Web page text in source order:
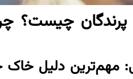
چیست؟
مهم‌ترین دلیل خاک